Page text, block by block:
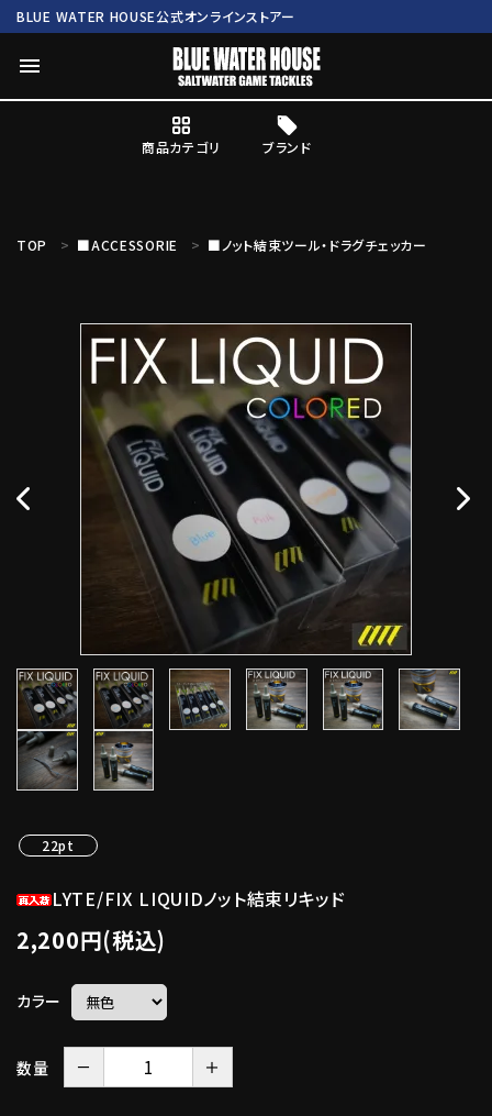
BLUE WATER HOUSE公式オンラインストアー
menu
商品カテゴリ ブランド
商品カテゴリ
TOP ■ACCESSORIE ■ノット結束ツール・ドラグチェッカー
22pt
LYTE/FIX LIQUIDノット結束リキッド
2,200円(税込)
カラー
数量 － ＋